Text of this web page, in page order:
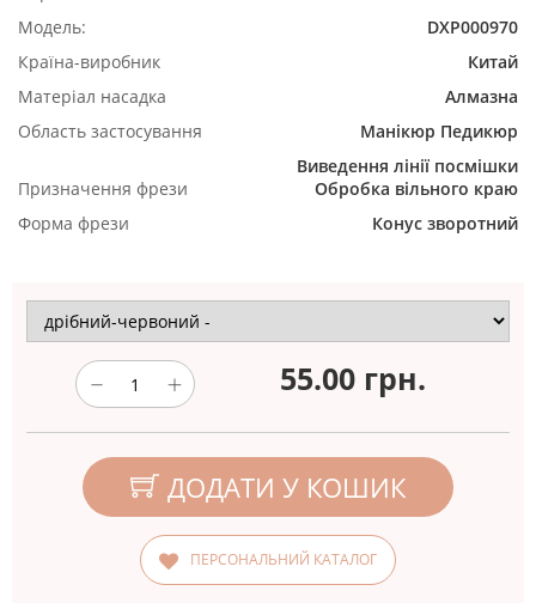
Модель:
DXP000970
Країна-виробник
Китай
Матеріал насадка
Алмазна
Область застосування
Манікюр Педикюр
Призначення фрези
Виведення лінії посмішки
Обробка вільного краю
Форма фрези
Конус зворотний
55.00 грн.
ДОДАТИ У КОШИК
ПЕРСОНАЛЬНИЙ КАТАЛОГ